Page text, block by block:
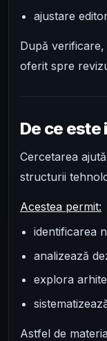
ajustare
După
oferit spre
De ce
Cercetarea
structurii
Acestea permit:
identificarea
analizează
explora
Astfel de